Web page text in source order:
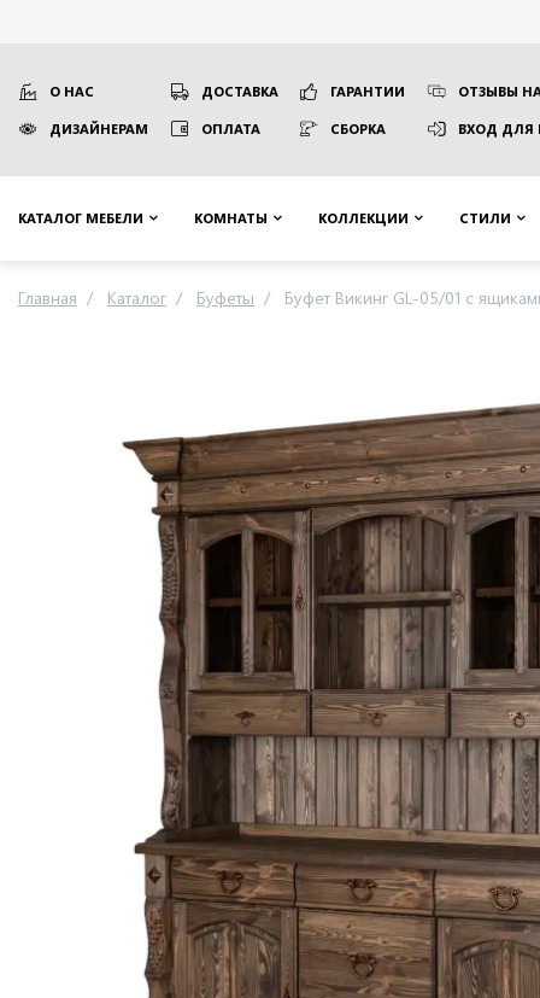
О НАС ДОСТАВКА ГАРАНТИИ ОТЗЫВЫ
ДИЗАЙНЕРАМ ОПЛАТА СБОРКА ВХОД ДЛЯ
КАТАЛОГ МЕБЕЛИ КОМНАТЫ КОЛЛЕКЦИИ СТИЛИ
Главная Каталог Буфеты Буфет Викинг GL-05/01 с